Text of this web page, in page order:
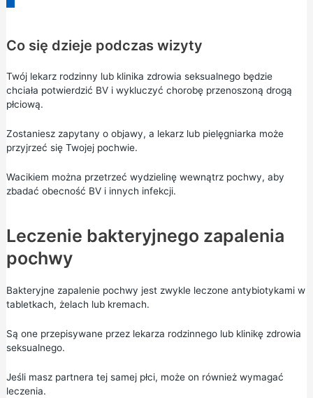
Co się dzieje podczas wizyty
Twój lekarz rodzinny lub klinika zdrowia seksualnego będzie
chciała potwierdzić BV i wykluczyć chorobę przenoszoną drogą
płciową.
Zostaniesz zapytany o objawy, a lekarz lub pielęgniarka może
przyjrzeć się Twojej pochwie.
Wacikiem można przetrzeć wydzielinę wewnątrz pochwy, aby
zbadać obecność BV i innych infekcji.
Leczenie bakteryjnego zapalenia
pochwy
Bakteryjne zapalenie pochwy jest zwykle leczone antybiotykami w
tabletkach, żelach lub kremach.
Są one przepisywane przez lekarza rodzinnego lub klinikę zdrowia
seksualnego.
Jeśli masz partnera tej samej płci, może on również wymagać
leczenia.